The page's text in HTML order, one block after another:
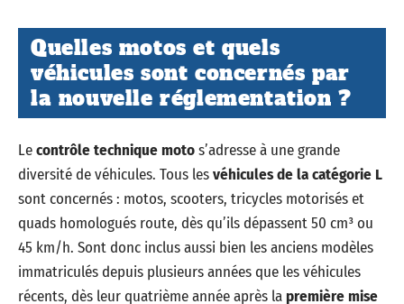
Quelles motos et quels
véhicules sont concernés par
la nouvelle réglementation ?
Lecontrôle technique motos’adresse à une grande
diversité de véhicules. Tous lesvéhicules de la catégorie L
sont concernés : motos, scooters, tricycles motorisés et
quads homologués route, dès qu’ils dépassent 50 cm³ ou
45 km/h. Sont donc inclus aussi bien les anciens modèles
immatriculés depuis plusieurs années que les véhicules
récents, dès leur quatrième année après lapremière mise